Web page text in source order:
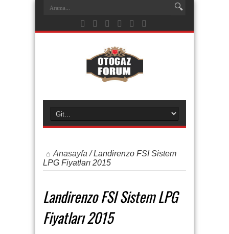
Anasayfa /Landirenzo FSI Sistem
LPG Fiyatları 2015
Landirenzo FSI Sistem LPG
Fiyatları 2015